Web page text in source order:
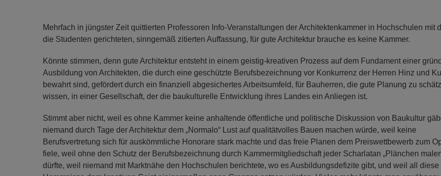
Mehrfach in jüngster Zeit quittierten Professoren Info-Veranstaltungen der Architektenkammer in Hochschulen mit
die Studenten gerichteten, sinngemäß zitierten Auffassung, für gute Architektur brauche es keine Kammer.
Könnte stimmen, denn gute Architektur entsteht in einem geistig-kreativen Prozess auf dem Fundament einer
Ausbildung von Architekten, die durch eine geschützte Berufsbezeichnung vor Konkurrenz der Herren Hinz und
bewahrt sind, gefördert durch ein finanziell abgesichertes Arbeitsumfeld, für Bauherren, die gute Planung zu
wissen, in einer Gesellschaft, der die baukulturelle Entwicklung ihres Landes ein Anliegen ist.
Stimmt aber nicht, weil es ohne Kammer keine anhaltende öffentliche und politische Diskussion von Baukultur
niemand durch Tage der Architektur dem „Normalo“ Lust auf qualitätvolles Bauen machen würde, weil keine
Berufsvertretung sich für auskömmliche Honorare stark machte und das freie Planen dem Preiswettbewerb zum
fiele, weil ohne den Schutz der Berufsbezeichnung durch Kammermitgliedschaft jeder Scharlatan „Plänchen
dürfte, weil niemand mit Marktnähe den Hochschulen berichtete, wo es Ausbildungsdefizite gibt, und weil all diese